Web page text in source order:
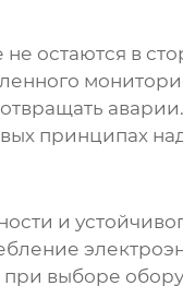
остаются в
принципах
и
выборе